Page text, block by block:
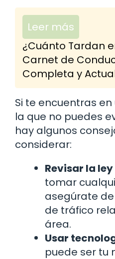
Leer más
¿Cuánto Tardan
Carnet de
Completa y
Si te encuentras
la que no puedes
hay algunos
considerar:
Revisar la
tomar
asegúrate
de tráfico
área.
Usar
puede ser tu